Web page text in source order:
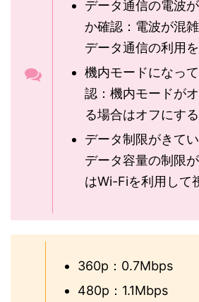
データ通信の電波
か確認：電波が混
データ通信の利用
機内モードになっ
認：機内モードが
る場合はオフにする
データ制限がきて
データ容量の制限
はWi-Fiを利用して
360p：0.7Mbps
480p：1.1Mbps